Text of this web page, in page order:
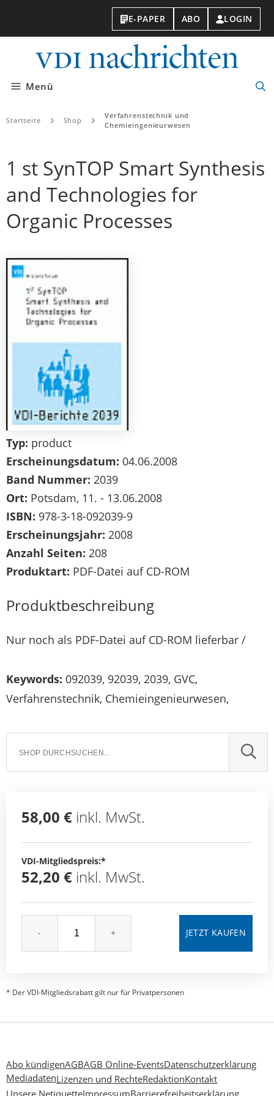
E-PAPER ABO LOGIN
Menü
Startseite Shop
Verfahrenstechnik und
Chemieingenieurwesen
1 st SynTOP Smart Synthesis
and Technologies for
Organic Processes
Typ: product
Erscheinungsdatum: 04.06.2008
Band Nummer: 2039
Ort: Potsdam, 11. - 13.06.2008
ISBN: 978-3-18-092039-9
Erscheinungsjahr: 2008
Anzahl Seiten: 208
Produktart: PDF-Datei auf CD-ROM
Produktbeschreibung
Nur noch als PDF-Datei auf CD-ROM lieferbar /
Keywords: 092039, 92039, 2039, GVC,
Verfahrenstechnik, Chemieingenieurwesen,
58,00 € inkl. MwSt.
VDI-Mitgliedspreis:*
52,20 € inkl. MwSt.
- +
* Der VDI-Mitgliedsrabatt gilt nur für Privatpersonen
Abo kündigenAGBAGB Online-EventsDatenschutzerklärung
MediadatenLizenzen und RechteRedaktionKontakt
Unsere NetiquetteImpressumBarrierefreiheitserklärung